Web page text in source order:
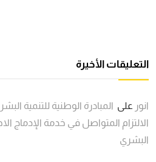
التعليقات الأخيرة
انور على المبادرة الوطنية للتنمية
الالتزام المتواصل في خدمة الإدماج
البشري